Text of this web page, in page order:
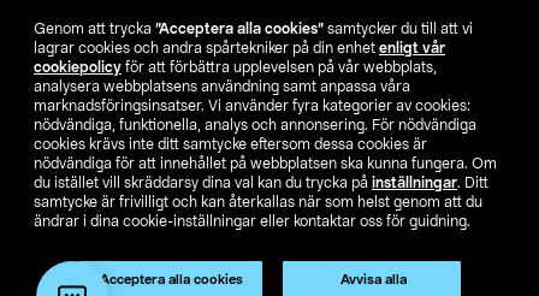
Genom att trycka ”Acceptera alla cookies” samtycker du till att vi
lagrar cookies och andra spårtekniker på din enhet enligt vår
cookiepolicy för att förbättra upplevelsen på vår webbplats,
analysera webbplatsens användning samt anpassa våra
marknadsföringsinsatser. Vi använder fyra kategorier av cookies:
nödvändiga, funktionella, analys och annonsering. För nödvändiga
cookies krävs inte ditt samtycke eftersom dessa cookies är
nödvändiga för att innehållet på webbplatsen ska kunna fungera. Om
du istället vill skräddarsy dina val kan du trycka på inställningar. Ditt
samtycke är frivilligt och kan återkallas när som helst genom att du
ändrar i dina cookie-inställningar eller kontaktar oss för guidning.
Acceptera alla cookies Avvisa alla
Hitta butik
SE NO FI
Köpvillkor Privacy statement Klubbvillkor För företag